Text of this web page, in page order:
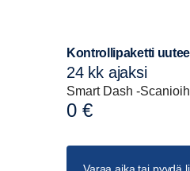
Kontrollipaketti
24 kk ajaksi
Smart Dash -
0 €